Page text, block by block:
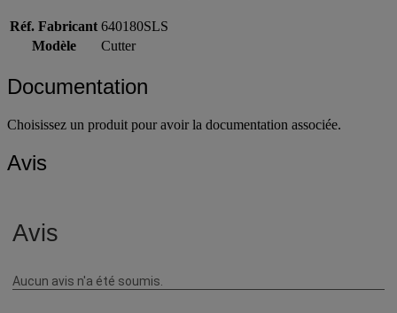
Réf. Fabricant 640180SLS
Modèle
Cutter
Documentation
Choisissez un produit pour avoir la documentation associée.
Avis